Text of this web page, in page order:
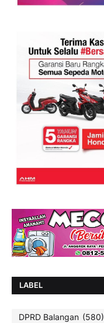
LABEL
DPRD Balangan (580)